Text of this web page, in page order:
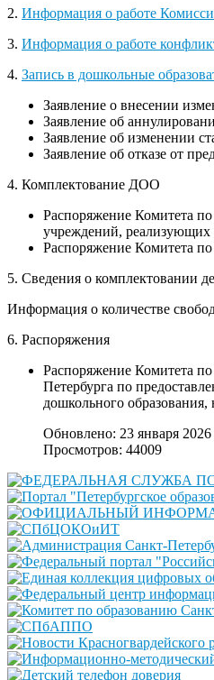
2. Информация о работе
3. Информация о работе
4. Запись в дошкольные
Заявление о внесении
Заявление об
Заявление об изменении
Заявление об отказе от
4. Комплектование ДОО
Распоряжение Комитета
учреждений, реализующих
Распоряжение Комитета
5. Сведения о комплектовании
Информация о количестве
6. Распоряжения
Распоряжение Комитета
Петербурга по
дошкольного
Обновлено: 23 января 2026
Просмотров: 44009